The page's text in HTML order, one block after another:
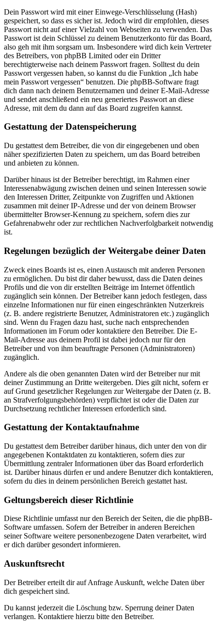
Dein Passwort wird mit einer Einwege-Verschlüsselung (Hash)
gespeichert, so dass es sicher ist. Jedoch wird dir empfohlen, dieses
Passwort nicht auf einer Vielzahl von Webseiten zu verwenden. Das
Passwort ist dein Schlüssel zu deinem Benutzerkonto für das Board,
also geh mit ihm sorgsam um. Insbesondere wird dich kein Vertreter
des Betreibers, von phpBB Limited oder ein Dritter
berechtigterweise nach deinem Passwort fragen. Solltest du dein
Passwort vergessen haben, so kannst du die Funktion „Ich habe
mein Passwort vergessen“ benutzen. Die phpBB-Software fragt
dich dann nach deinem Benutzernamen und deiner E-Mail-Adresse
und sendet anschließend ein neu generiertes Passwort an diese
Adresse, mit dem du dann auf das Board zugreifen kannst.
Gestattung der Datenspeicherung
Du gestattest dem Betreiber, die von dir eingegebenen und oben
näher spezifizierten Daten zu speichern, um das Board betreiben
und anbieten zu können.
Darüber hinaus ist der Betreiber berechtigt, im Rahmen einer
Interessenabwägung zwischen deinen und seinen Interessen sowie
den Interessen Dritter, Zeitpunkte von Zugriffen und Aktionen
zusammen mit deiner IP-Adresse und der von deinem Browser
übermittelter Browser-Kennung zu speichern, sofern dies zur
Gefahrenabwehr oder zur rechtlichen Nachverfolgbarkeit notwendig
ist.
Regelungen bezüglich der Weitergabe deiner Daten
Zweck eines Boards ist es, einen Austausch mit anderen Personen
zu ermöglichen. Du bist dir daher bewusst, dass die Daten deines
Profils und die von dir erstellten Beiträge im Internet öffentlich
zugänglich sein können. Der Betreiber kann jedoch festlegen, dass
einzelne Informationen nur für einen eingeschränkten Nutzerkreis
(z. B. andere registrierte Benutzer, Administratoren etc.) zugänglich
sind. Wenn du Fragen dazu hast, suche nach entsprechenden
Informationen im Forum oder kontaktiere den Betreiber. Die E-
Mail-Adresse aus deinem Profil ist dabei jedoch nur für den
Betreiber und von ihm beauftragte Personen (Administratoren)
zugänglich.
Andere als die oben genannten Daten wird der Betreiber nur mit
deiner Zustimmung an Dritte weitergeben. Dies gilt nicht, sofern er
auf Grund gesetzlicher Regelungen zur Weitergabe der Daten (z. B.
an Strafverfolgungsbehörden) verpflichtet ist oder die Daten zur
Durchsetzung rechtlicher Interessen erforderlich sind.
Gestattung der Kontaktaufnahme
Du gestattest dem Betreiber darüber hinaus, dich unter den von dir
angegebenen Kontaktdaten zu kontaktieren, sofern dies zur
Übermittlung zentraler Informationen über das Board erforderlich
ist. Darüber hinaus dürfen er und andere Benutzer dich kontaktieren,
sofern du dies in deinem persönlichen Bereich gestattet hast.
Geltungsbereich dieser Richtlinie
Diese Richtlinie umfasst nur den Bereich der Seiten, die die phpBB-
Software umfassen. Sofern der Betreiber in anderen Bereichen
seiner Software weitere personenbezogene Daten verarbeitet, wird
er dich darüber gesondert informieren.
Auskunftsrecht
Der Betreiber erteilt dir auf Anfrage Auskunft, welche Daten über
dich gespeichert sind.
Du kannst jederzeit die Löschung bzw. Sperrung deiner Daten
verlangen. Kontaktiere hierzu bitte den Betreiber.